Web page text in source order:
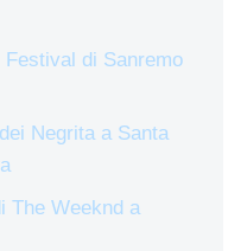
di Sanremo
Negrita a Santa
The Weeknd a